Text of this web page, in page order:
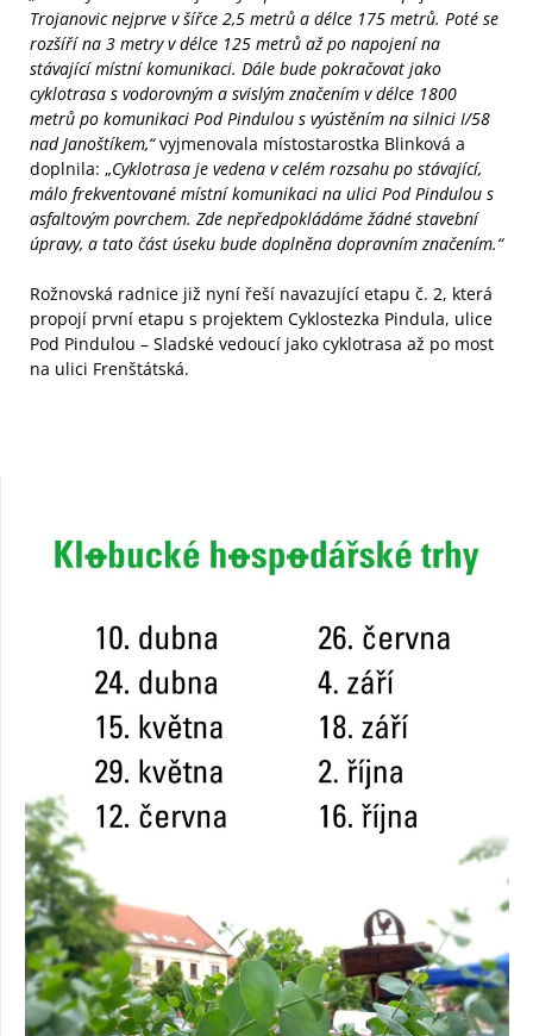
Trojanovic nejprve v šířce 2,5 metrů a délce 175 metrů. Poté se
rozšíří na 3 metry v délce 125 metrů až po napojení na
stávající místní komunikaci. Dále bude pokračovat jako
cyklotrasa s vodorovným a svislým značením v délce 1800
metrů po komunikaci Pod Pindulou s vyústěním na silnici I/58
nad Janoštíkem,“vyjmenovala místostarostka Blinková a
doplnila: „Cyklotrasa je vedena v celém rozsahu po stávající,
málo frekventované místní komunikaci na ulici Pod Pindulou s
asfaltovým povrchem. Zde nepředpokládáme žádné stavební
úpravy, a tato část úseku bude doplněna dopravním značením.“
Rožnovská radnice již nyní řeší navazující etapu č. 2, která
propojí první etapu s projektem Cyklostezka Pindula, ulice
Pod Pindulou – Sladské vedoucí jako cyklotrasa až po most
na ulici Frenštátská.